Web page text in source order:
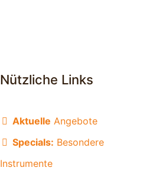
Nützliche Links
Aktuelle Angebote
Specials: Besondere
Instrumente